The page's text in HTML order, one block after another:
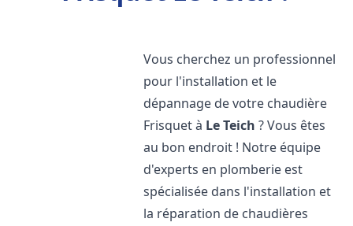
Vous cherchez un professionnel
pour l'installation et le
dépannage de votre chaudière
Frisquet à Le Teich ? Vous êtes
au bon endroit ! Notre équipe
d'experts en plomberie est
spécialisée dans l'installation et
la réparation de chaudières